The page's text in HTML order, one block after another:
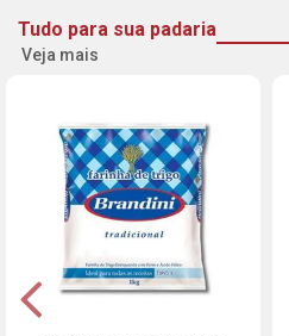
Tudo para sua padaria
Veja mais